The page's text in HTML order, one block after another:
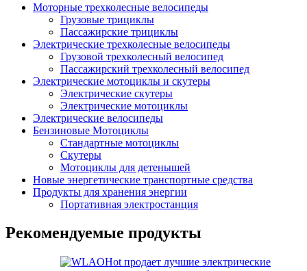
Моторные трехколесные велосипеды
Грузовые трициклы
Пассажирские трициклы
Электрические трехколесные велосипеды
Грузовой трехколесный велосипед
Пассажирский трехколесный велосипед
Электрические мотоциклы и скутеры
Электрические скутеры
Электрические мотоциклы
Электрические велосипеды
Бензиновые Мотоциклы
Стандартные мотоциклы
Скутеры
Мотоциклы для детенышей
Новые энергетические транспортные средства
Продукты для хранения энергии
Портативная электростанция
Рекомендуемые продукты